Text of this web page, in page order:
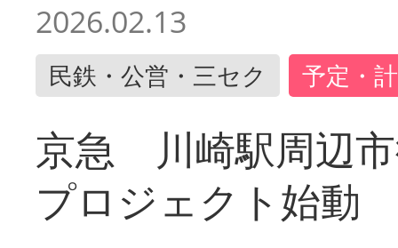
2026.02.13
民鉄・公営・三セク 予定・
京急 川崎駅周辺
プロジェクト始動